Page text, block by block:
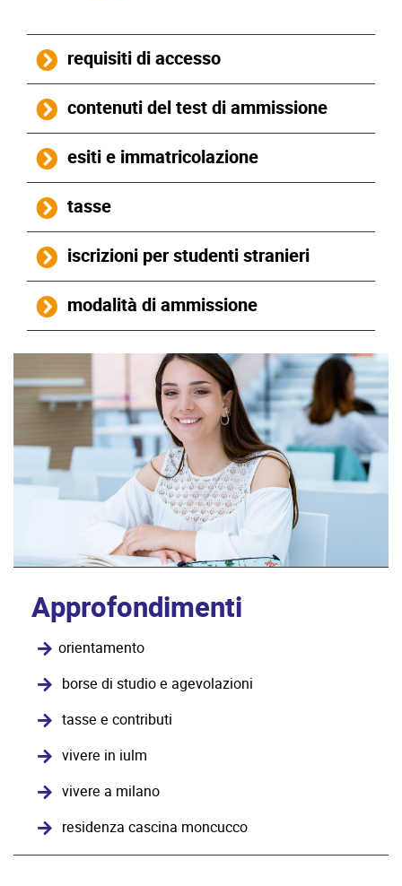
requisiti di accesso
contenuti del test di ammissione
esiti e immatricolazione
tasse
iscrizioni per studenti stranieri
modalità di ammissione
Approfondimenti
orientamento
borse di studio e agevolazioni
tasse e contributi
vivere in iulm
vivere a milano
residenza cascina moncucco